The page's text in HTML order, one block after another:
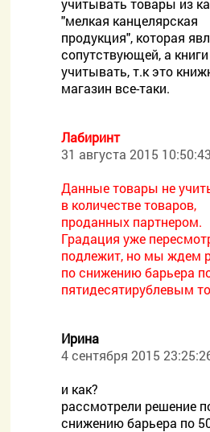
учитывать товары из
"мелкая канцелярская
продукция", которая
сопутствующей, а книги
учитывать, т.к это
магазин все-таки.
Лабиринт
31 августа 2015 10:50:43
Данные товары не
в количестве товаров,
проданных партнером.
Градация уже
подлежит, но мы ждем
по снижению барьера
пятидесятирублевым
Ирина
4 сентября 2015
и как?
рассмотрели решение
снижению барьера по